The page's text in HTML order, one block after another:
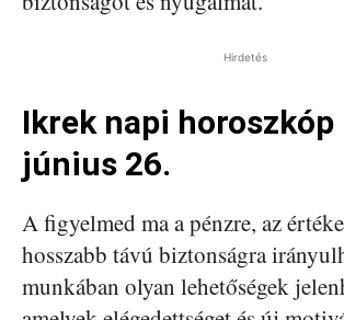
Hirdetés
Ikrek napi horoszkóp
június 26.
A figyelmed ma a pénzre, az
hosszabb távú biztonságra
munkában olyan lehetőségek